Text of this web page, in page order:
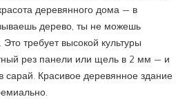
деревянного дома — в
дерево, ты не можешь
Это требует высокой культуры
рез панели или щель в 2 мм — и
сарай. Красивое деревянное здание